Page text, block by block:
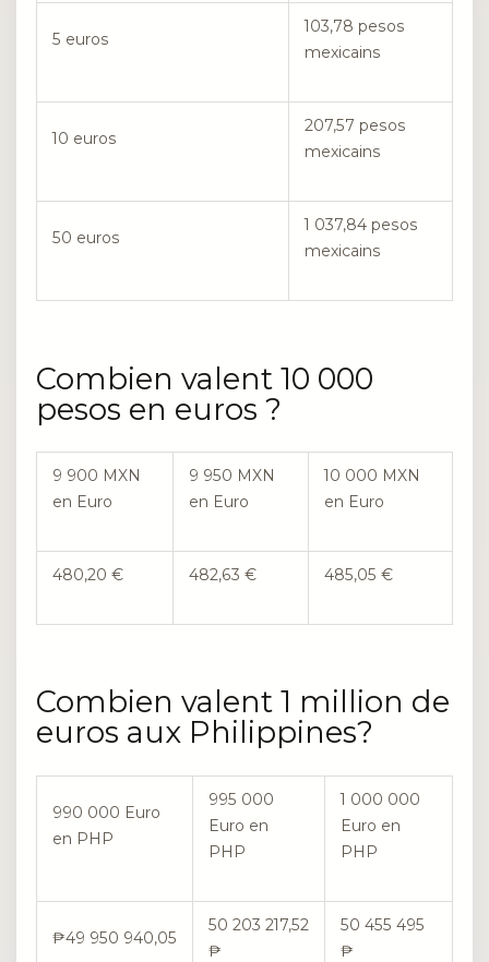
5 euros
103,78 pesos
mexicains
10 euros
207,57 pesos
mexicains
50 euros
1 037,84 pesos
mexicains
Combien valent 10 000
pesos en euros ?
9 900 MXN
en Euro
9 950 MXN
en Euro
10 000 MXN
en Euro
480,20 € 482,63 € 485,05 €
Combien valent 1 million de
euros aux Philippines?
990 000 Euro
en PHP
995 000
Euro en
PHP
1 000 000
Euro en
PHP
₱49 950 940,05
50 203 217,52
₱
50 455 495
₱